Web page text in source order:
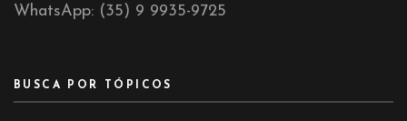
WhatsApp: (35) 9 9935-9725
BUSCA POR TÓPICOS